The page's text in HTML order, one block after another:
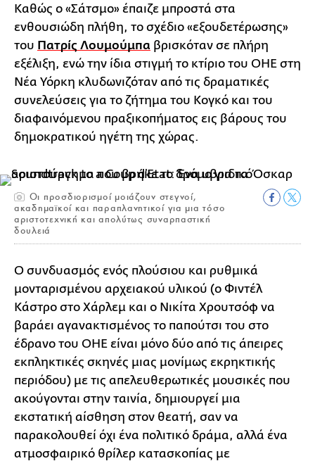
Καθώς ο «Σάτσμο» έπαιζε μπροστά στα
ενθουσιώδη πλήθη, το σχέδιο «εξουδετέρωσης»
του Πατρίς Λουμούμπα βρισκόταν σε πλήρη
εξέλιξη, ενώ την ίδια στιγμή το κτίριο του ΟΗΕ στη
Νέα Υόρκη κλυδωνιζόταν από τις δραματικές
συνελεύσεις για το ζήτημα του Κογκό και του
διαφαινόμενου πραξικοπήματος εις βάρους του
δημοκρατικού ηγέτη της χώρας.
Οι προσδιορισμοί μοιάζουν στεγνοί,
ακαδημαϊκοί και παραπλανητικοί για μια τόσο
αριστοτεχνική και απολύτως συναρπαστική
δουλειά
Ο συνδυασμός ενός πλούσιου και ρυθμικά
μονταρισμένου αρχειακού υλικού (ο Φιντέλ
Κάστρο στο Χάρλεμ και ο Νικίτα Χρουτσόφ να
βαράει αγανακτισμένος το παπούτσι του στο
έδρανο του ΟΗΕ είναι μόνο δύο από τις άπειρες
εκπληκτικές σκηνές μιας μονίμως εκρηκτικής
περιόδου) με τις απελευθερωτικές μουσικές που
ακούγονται στην ταινία, δημιουργεί μια
εκστατική αίσθηση στον θεατή, σαν να
παρακολουθεί όχι ένα πολιτικό δράμα, αλλά ένα
ατμοσφαιρικό θρίλερ κατασκοπίας με